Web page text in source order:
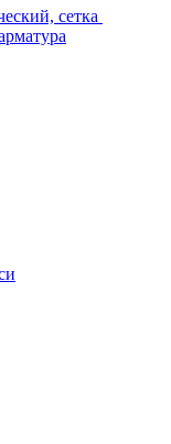
сетка